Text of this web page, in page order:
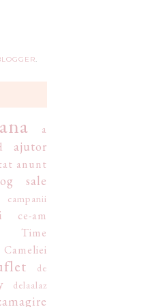
a
ajutor
anunt
sale
campanii
ce-am
Time
de
delaalaz